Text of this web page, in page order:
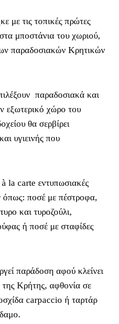
με τις τοπικές πρώτες
μποστάνια του χωριού,
παραδοσιακών Κρητικών
παραδοσιακά και
εξωτερικό χώρο του
θα σερβίρει
υγιεινής που
à la carte εντυπωσιακές
όπως: ποσέ με πέστροφα,
και τυροζούλι,
ή ποσέ με σταφίδες
παράδοση αφού κλείνει
της Κρήτης, αφθονία σε
carpaccio ή ταρτάρ